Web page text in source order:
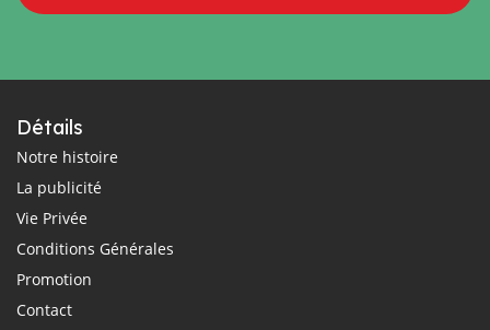
Détails
Notre histoire
La publicité
Vie Privée
Conditions Générales
Promotion
Contact